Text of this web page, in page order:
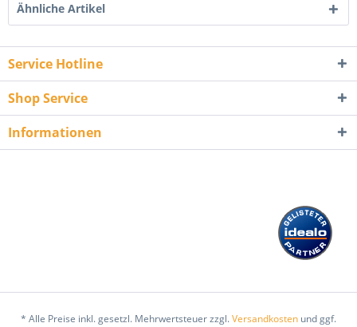
Ähnliche Artikel
Service Hotline
Shop Service
Informationen
* Alle Preise inkl. gesetzl. Mehrwertsteuer zzgl.Versandkosten und ggf.